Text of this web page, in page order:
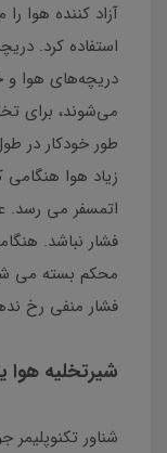
آزاد کننده هوا
استفاده کرد.
دریچه‌های هوا و
می‌شوند، برای
طور خودکار در
زیاد هوا هنگامی
اتمسفر می
فشار نباشد.
محکم بسته می
فشار منفی رخ
شیرتخلیه هوا
شناور